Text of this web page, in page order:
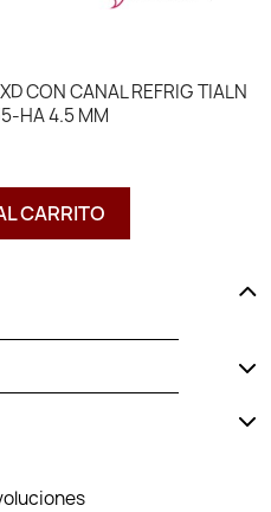
CON CANAL REFRIG TIALN
HA 4.5 MM
CARRITO